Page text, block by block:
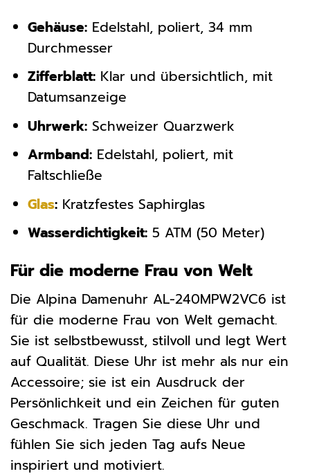
Gehäuse:Edelstahl, poliert, 34 mm
Durchmesser
Zifferblatt:Klar und übersichtlich, mit
Datumsanzeige
Uhrwerk:Schweizer Quarzwerk
Armband:Edelstahl, poliert, mit
Faltschließe
Glas:Kratzfestes Saphirglas
Wasserdichtigkeit:5 ATM (50 Meter)
Für die moderne Frau von Welt
Die Alpina Damenuhr AL-240MPW2VC6 ist
für die moderne Frau von Welt gemacht.
Sie ist selbstbewusst, stilvoll und legt Wert
auf Qualität. Diese Uhr ist mehr als nur ein
Accessoire; sie ist ein Ausdruck der
Persönlichkeit und ein Zeichen für guten
Geschmack. Tragen Sie diese Uhr und
fühlen Sie sich jeden Tag aufs Neue
inspiriert und motiviert.